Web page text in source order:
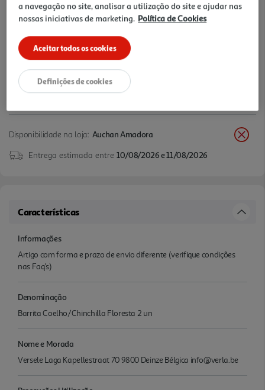
3,70 €
+10% DESC. IMEDIATO PET CLUB
10% de desconto imediato exclusivo para membros do
Pet Club em artigos de marcas especialistas da categoria
O Meu Pet.
Disponibilidade na loja: Auchan Amadora
Entrega estimada entre 10/08/2026 e 11/08/2026
Características
Informações
Artigo com forma e prazo de envio diferente (verifique condições
nas Faq's)
Denominação
Barrita Coelho/Chinchilla Floresta 2 un
Nome e Morada
Versele Laga Kapellestraat 70 9800 Deinze Bélgica info@verla.be
a navegação no site, analisar a utilização do site e ajudar nas
nossas iniciativas de marketing. Política de Cookies
Aceitar todos os cookies
Definições de cookies